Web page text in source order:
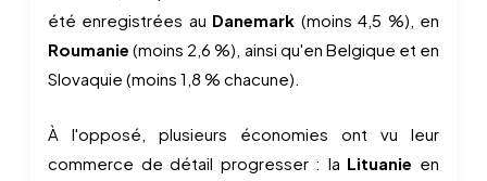
été enregistrées au Danemark (moins 4,5 %), en
Roumanie (moins 2,6 %), ainsi qu'en Belgique et en
Slovaquie (moins 1,8 % chacune).
À l'opposé, plusieurs économies ont vu leur
commerce de détail progresser : la Lituanie en